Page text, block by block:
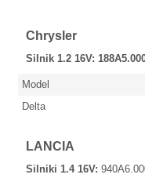
Chrysler
Silnik 1.2 16V:
Model
Delta
LANCIA
Silniki 1.4 16V: